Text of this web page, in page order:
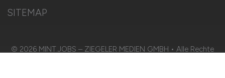
SITEMAP
© 2026 MINT.JOBS – ZIEGELER MEDIEN GMBH • Alle Rechte